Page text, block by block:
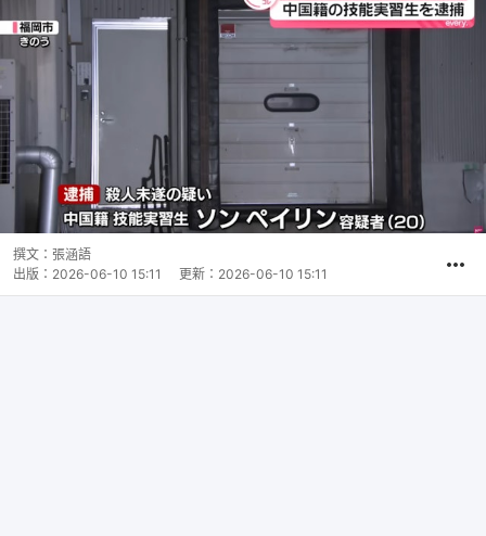
撰文： 張涵語
出版： 2026-06-10 15:11 更新： 2026-06-10 15:11